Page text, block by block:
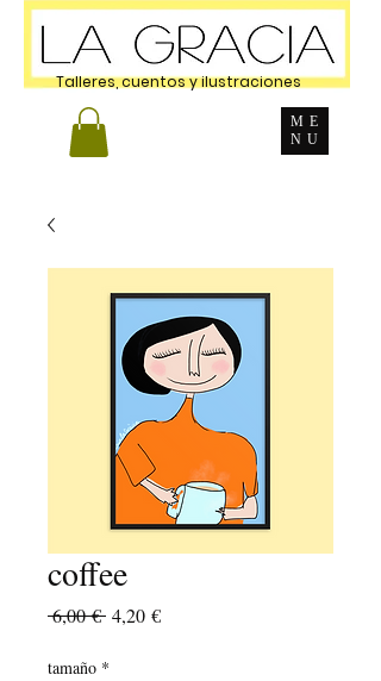
ME
NU
Talleres, cuentos y ilustraciones
coffee
6,00 € Precio
4,20 €Precio
tamaño *